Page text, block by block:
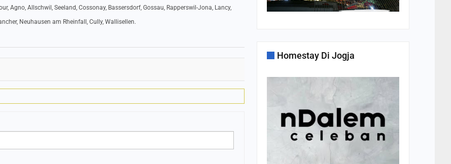
Agno, Allschwil, Seeland, Cossonay, Bassersdorf, Gossau, Rapperswil-Jona, Lancy,
Neuhausen am Rheinfall, Cully, Wallisellen.
Homestay Di Jogja